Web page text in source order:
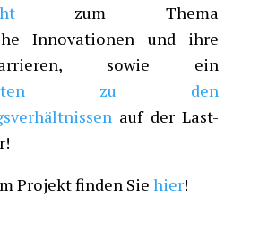
zum Thema
Innovationen und ihre
sowie ein
zu den
auf der Last-
Projekt finden Sie hier!